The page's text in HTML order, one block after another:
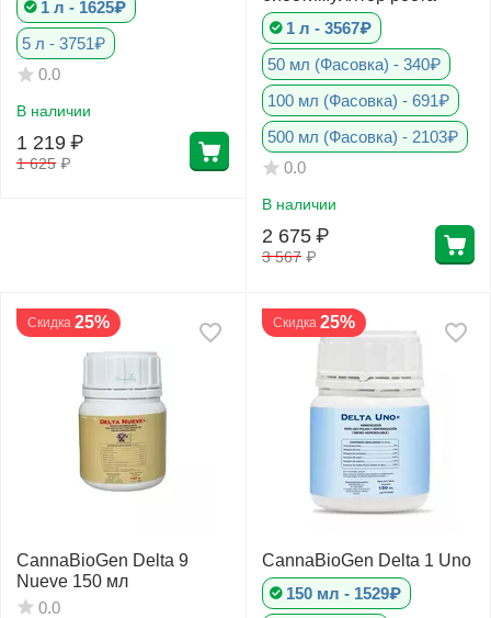
1 л - 1625₽
5 л - 3751₽
0.0
В наличии
1 625 ₽
1 219 ₽
1 л - 3567₽
50 мл (Фасовка) - 340₽
100 мл (Фасовка) - 691₽
500 мл (Фасовка) - 2103₽
0.0
В наличии
3 567 ₽
2 675 ₽
Скидка 25%
CannaBioGen Delta 9
Nueve 150 мл
0.0
Скидка 25%
CannaBioGen Delta 1 Uno
150 мл - 1529₽